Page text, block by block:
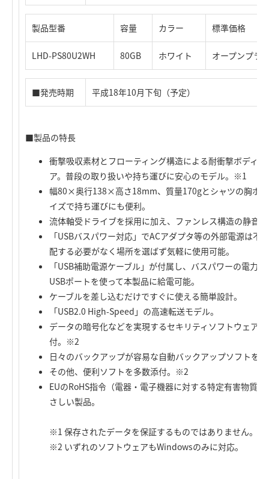
製品型番 容量 カラー 標準価格
LHD-PS80U2WH 80GB ホワイト オープンプラ
■発売時期 平成18年10月下旬（予定）
■製品の特長
衝撃吸収素材とフローティング構造による耐衝撃ボディ
ア。普段の取り扱いや持ち運びに安心のモデル。※1
幅80×奥行138×高さ18mm、質量170gとシャツの胸ポ
イズで持ち運びにも便利。
流体軸受ドライブを採用に加え、ファンレス構造の静音
「USBバスパワー対応」でACアダプタ等の外部電源は不
配する必要がなく場所を選ばず気軽に使用可能。
「USB補助電源ケーブル」が付属し、バスパワーの電力
USBポートを使って本製品に給電可能。
ケーブルを差し込むだけですぐに使える簡単設計。
「USB2.0 High-Speed」の高速転送モデル。
データの暗号化などを実現するセキリティソフトウェア
付。※2
日々のバックアップが容易な自動バックアップソフトを
その他、便利ソフトを多数添付。※2
EUのRoHS指令（電器・電子機器に対する特定有害物質
さしい製品。
※1 保存されたデータを保証するものではありません。
※2 いずれのソフトウェアもWindowsのみに対応。